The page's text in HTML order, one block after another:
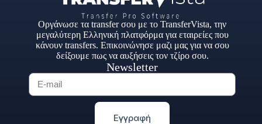
Οργάνωσε τα transfer σου με το TransferVista, την
μεγαλύτερη Ελληνική πλατφόρμα για εταιρείες που
κάνουν transfers. Επικοινώνησε μαζι μας για να σου
δείξουμε πως να αυξήσεις τον τζίρο σου.
Newsletter
Εγγραφή